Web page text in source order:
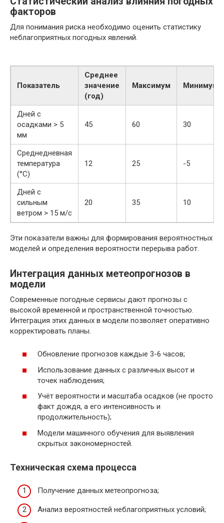
факторов
Для понимания риска необходимо оценить статистику
неблагоприятных погодных явлений.
Показатель
Среднее
значение
(год)
Максимум Минимум
Дней с
осадками > 5
мм
45 60 30
Среднедневная
температура
(°C)
12 25 -5
Дней с
сильным
ветром > 15 м/с
20 35 10
Эти показатели важны для формирования вероятностных
моделей и определения вероятности перерыва работ.
Интеграция данных метеопрогнозов в
модели
Современные погодные сервисы дают прогнозы с
высокой временной и пространственной точностью.
Интеграция этих данных в модели позволяет оперативно
корректировать планы.
Обновление прогнозов каждые 3-6 часов;
Использование данных с различных высот и
точек наблюдения;
Учёт вероятности и масштаба осадков (не просто
факт дождя, а его интенсивность и
продолжительность);
Модели машинного обучения для выявления
скрытых закономерностей.
Техническая схема процесса
Получение данных метеопрогноза;
Анализ вероятностей неблагоприятных условий;